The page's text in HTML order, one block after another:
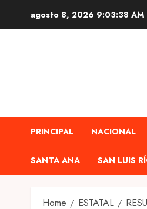
agosto 8, 2026 9:03:39 AM
PRINCIPAL NACIONAL
SANTA ANA SAN LUIS
Home ESTATAL